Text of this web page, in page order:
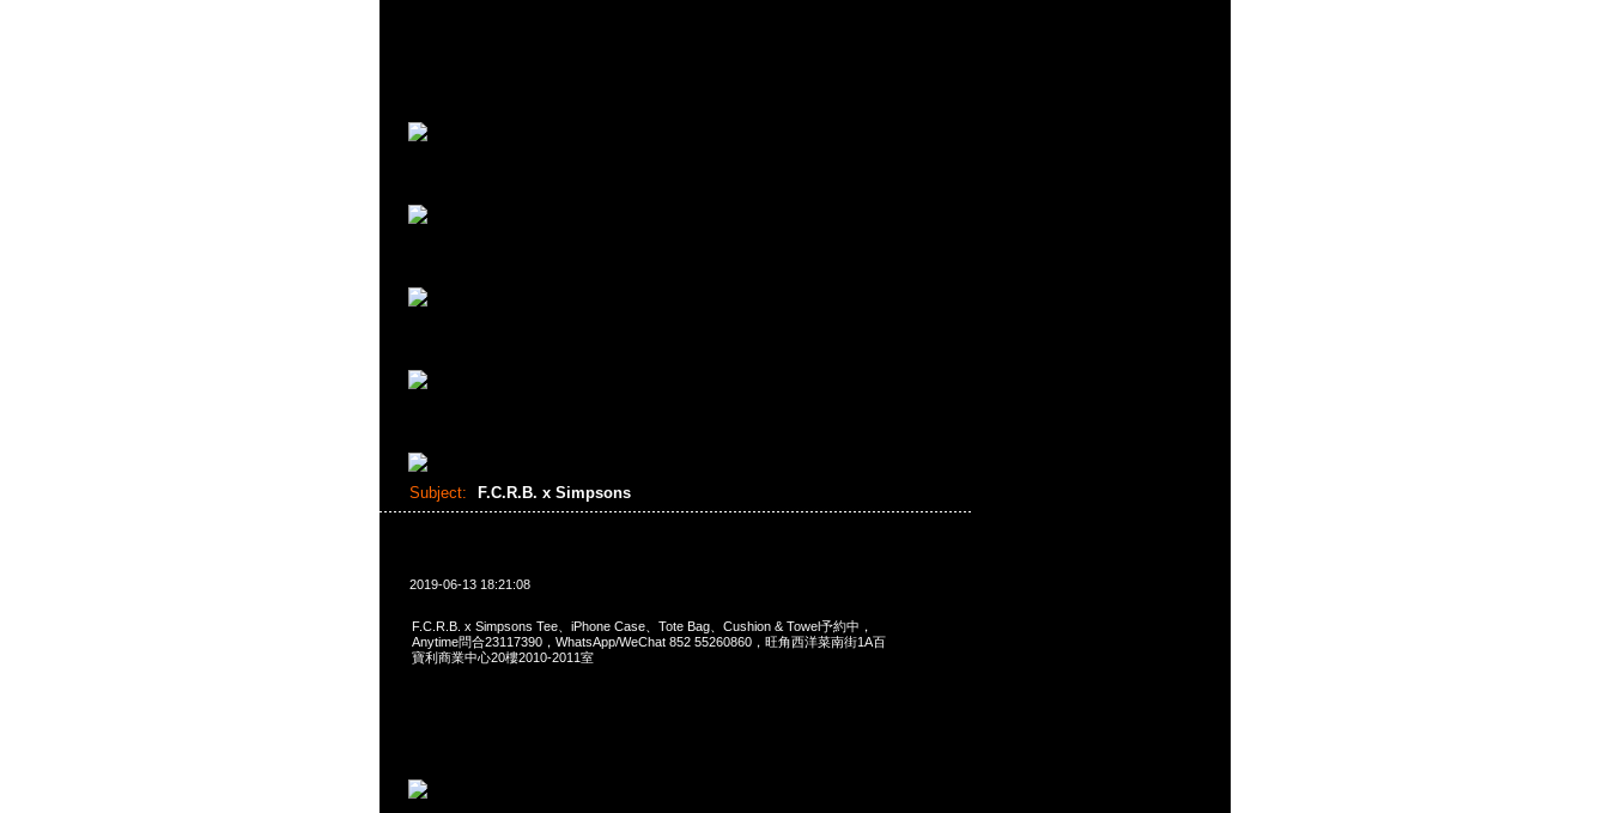
Subject: F.C.R.B. x Simpsons
2019-06-13 18:21:08
F.C.R.B. x Simpsons Tee、iPhone Case、Tote Bag、Cushion & Towel予約中，
Anytime問合23117390，WhatsApp/WeChat 852 55260860，旺角西洋菜南街1A百
寶利商業中心20樓2010-2011室